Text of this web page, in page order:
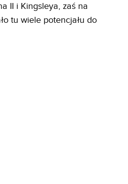
II i Kingsleya, zaś na
tu wiele potencjału do